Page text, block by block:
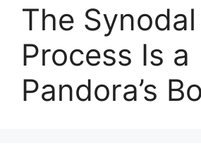
The Synodal
Process Is a
Pandora’s